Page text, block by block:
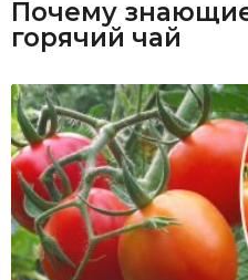
Почему
горячий чай